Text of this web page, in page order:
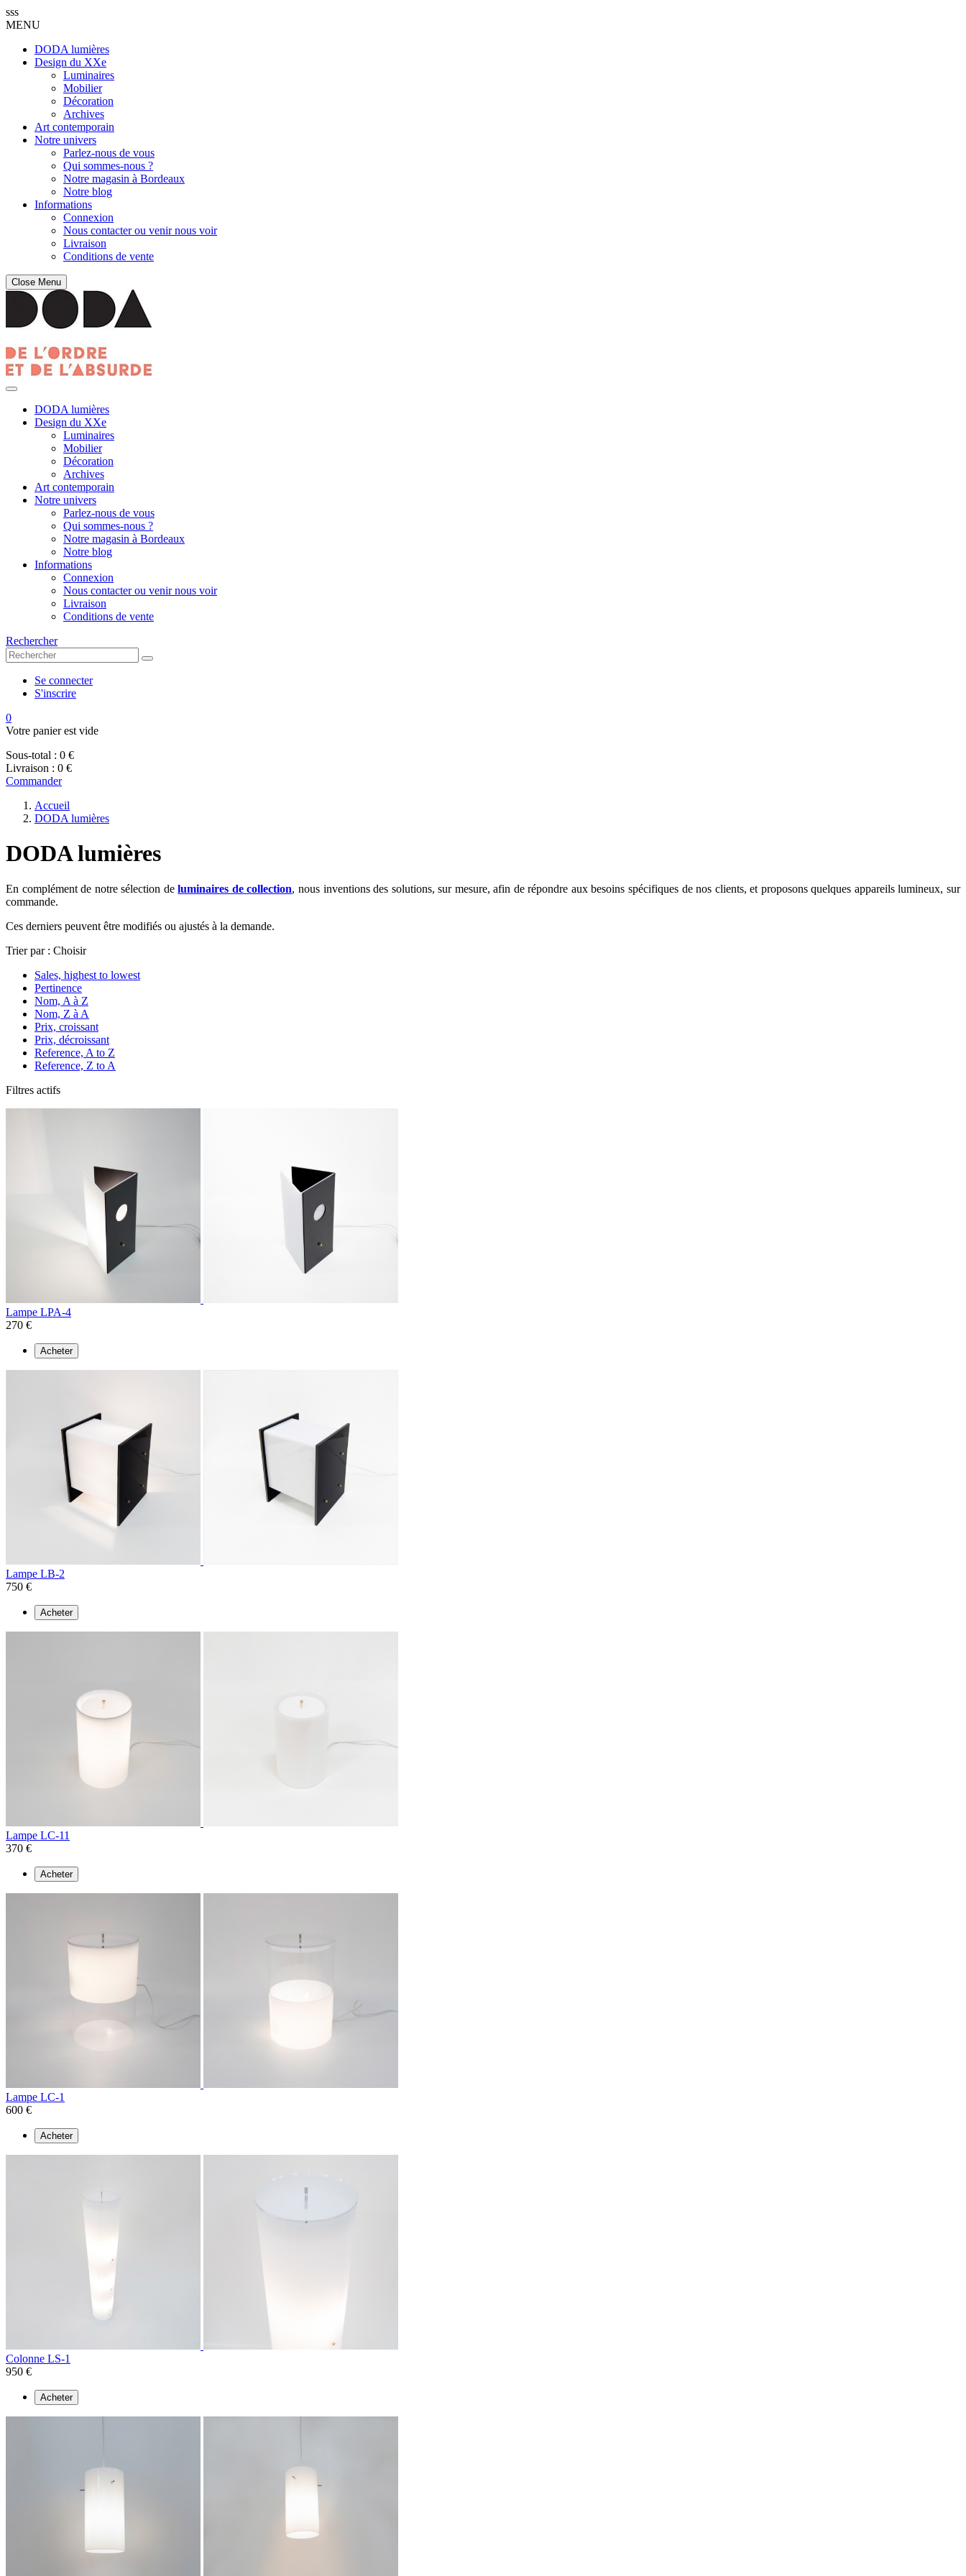
sss
MENU
DODA lumières
Design du XXe
Luminaires
Mobilier
Décoration
Archives
Art contemporain
Notre univers
Parlez-nous de vous
Qui sommes-nous ?
Notre magasin à Bordeaux
Notre blog
Informations
Connexion
Nous contacter ou venir nous voir
Livraison
Conditions de vente
Close Menu
DODA lumières
Design du XXe
Luminaires
Mobilier
Décoration
Archives
Art contemporain
Notre univers
Parlez-nous de vous
Qui sommes-nous ?
Notre magasin à Bordeaux
Notre blog
Informations
Connexion
Nous contacter ou venir nous voir
Livraison
Conditions de vente
Rechercher
Se connecter
S'inscrire
0
Votre panier est vide
Sous-total : 0 €
Livraison : 0 €
Commander
Accueil
DODA lumières
DODA lumières
En complément de notre sélection deluminaires de collection, nous inventions des solutions, sur mesure, afin de répondre aux besoins spécifiques de nos clients, et proposons quelques appareils lumineux, sur
commande.
Ces derniers peuvent être modifiés ou ajustés à la demande.
Trier par : Choisir
Sales, highest to lowest
Pertinence
Nom, A à Z
Nom, Z à A
Prix, croissant
Prix, décroissant
Reference, A to Z
Reference, Z to A
Filtres actifs
Lampe LPA-4
270 €
Acheter
Lampe LB-2
750 €
Acheter
Lampe LC-11
370 €
Acheter
Lampe LC-1
600 €
Acheter
Colonne LS-1
950 €
Acheter